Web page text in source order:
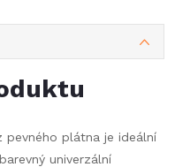
plátna je ideální
univerzální